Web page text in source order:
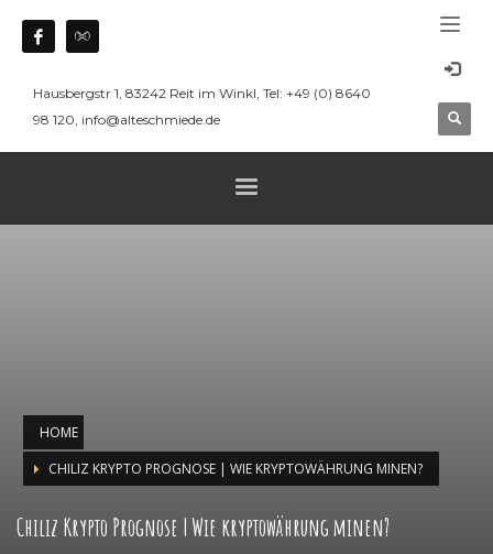
Hausbergstr 1, 83242 Reit im Winkl, Tel: +49 (0) 8640
98 120, info@alteschmiede.de
HOME
CHILIZ KRYPTO PROGNOSE | WIE KRYPTOWÄHRUNG MINEN?
Chiliz Krypto Prognose | Wie kryptowährung minen?